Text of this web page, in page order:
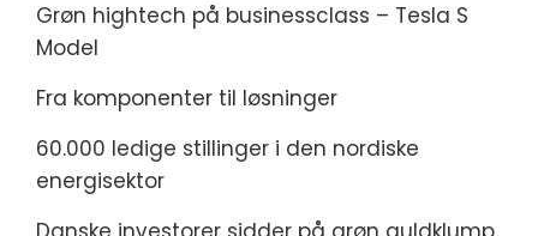
Grøn hightech på businessclass – Tesla S
Model
Fra komponenter til løsninger
60.000 ledige stillinger i den nordiske
energisektor